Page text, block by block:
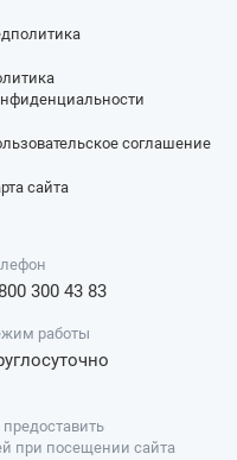
соглашение
сайта
300 43 83
работы
при посещении сайта